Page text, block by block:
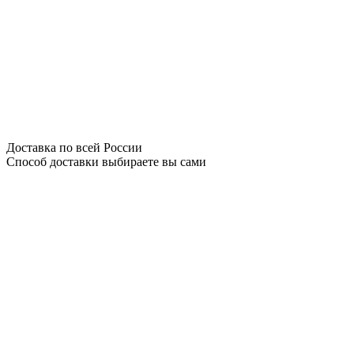
Доставка по всей России
Способ доставки выбираете вы сами